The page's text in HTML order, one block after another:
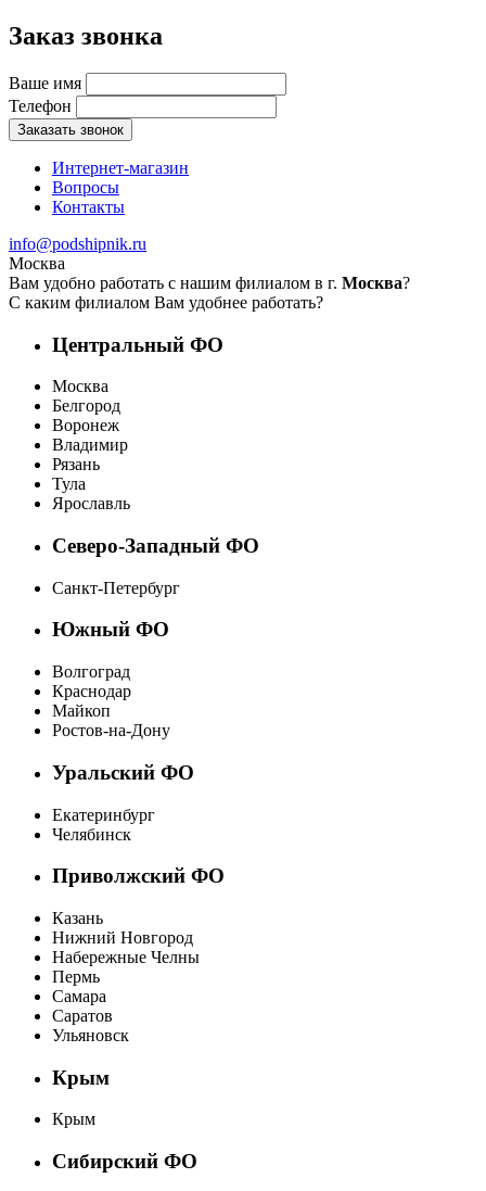
Заказ звонка
Ваше имя
Телефон
Заказать звонок
Интернет-магазин
Вопросы
Контакты
info@podshipnik.ru
Москва
Вам удобно работать с нашим филиалом в г. Москва?
С каким филиалом Вам удобнее работать?
Центральный ФО
Москва
Белгород
Воронеж
Владимир
Рязань
Тула
Ярославль
Северо-Западный ФО
Санкт-Петербург
Южный ФО
Волгоград
Краснодар
Майкоп
Ростов-на-Дону
Уральский ФО
Екатеринбург
Челябинск
Приволжский ФО
Казань
Нижний Новгород
Набережные Челны
Пермь
Самара
Саратов
Ульяновск
Крым
Крым
Сибирский ФО